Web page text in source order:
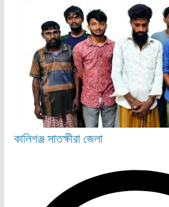
কালিগঞ্জসাতক্ষীরা জেলা